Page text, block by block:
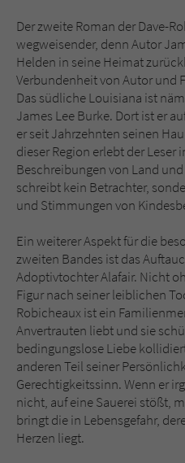
Der zweite Roman der Dave-
wegweisender, denn Autor
Helden in seine Heimat
Verbundenheit von Autor und
Das südliche Louisiana ist
James Lee Burke. Dort ist er
er seit Jahrzehnten seinen
dieser Region erlebt der
Beschreibungen von Land
schreibt kein Betrachter,
und Stimmungen von
Ein weiterer Aspekt für die
zweiten Bandes ist das
Adoptivtochter Alafair. Nicht
Figur nach seiner leiblichen
Robicheaux ist ein
Anvertrauten liebt und sie
bedingungslose Liebe
anderen Teil seiner
Gerechtigkeitssinn. Wenn er
nicht, auf eine Sauerei stößt,
bringt die in Lebensgefahr,
Herzen liegt.